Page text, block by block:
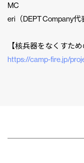
MC
eri（DEPT Company代
【核兵器をなくすた
https://camp-fire.jp/